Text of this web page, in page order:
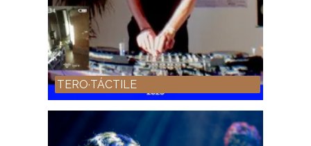
TERO·TÁCTILE